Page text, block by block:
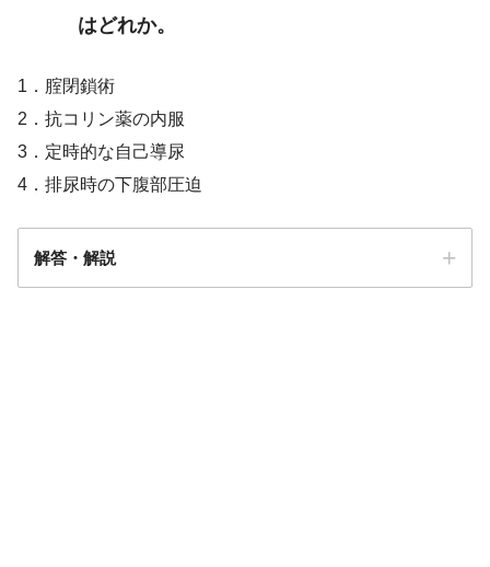
はどれか。
1．腟閉鎖術
2．抗コリン薬の内服
3．定時的な自己導尿
4．排尿時の下腹部圧迫
解答・解説